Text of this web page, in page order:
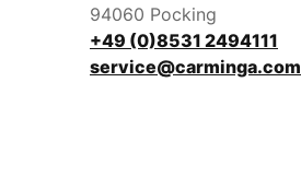
94060 Pocking
+49 (0)8531 2494111
service@carminga.com